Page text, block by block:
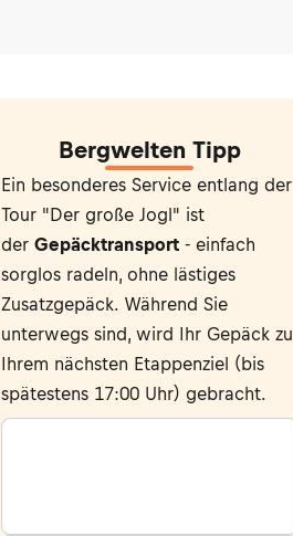
Bergwelten Tipp
Ein besonderes Service entlang der
Tour "Der große Jogl" ist
der Gepäcktransport - einfach
sorglos radeln, ohne lästiges
Zusatzgepäck. Während Sie
unterwegs sind, wird Ihr Gepäck zu
Ihrem nächsten Etappenziel (bis
spätestens 17:00 Uhr) gebracht.